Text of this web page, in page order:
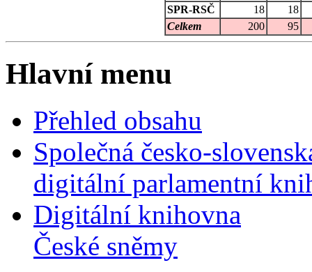
SPR-RSČ
18
18
Celkem
200 95
Hlavní menu
Přehled obsahu
Společná česko-
digitální parlamentní
Digitální knihovna
České sněmy